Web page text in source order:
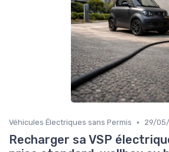
Véhicules Électriques sans Permis • 29/
Recharger sa VSP